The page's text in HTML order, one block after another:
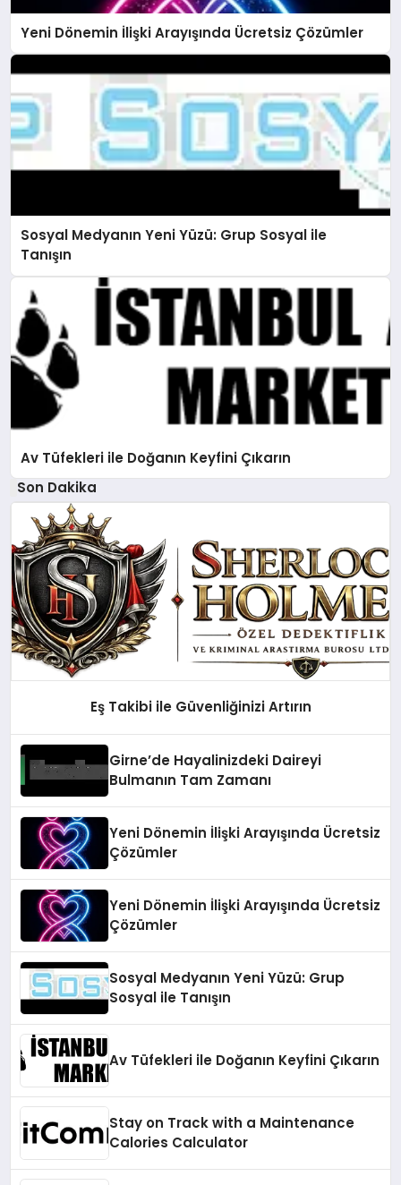
Yeni Dönemin İlişki Arayışında Ücretsiz Çözümler
Sosyal Medyanın Yeni Yüzü: Grup Sosyal ile
Tanışın
Av Tüfekleri ile Doğanın Keyfini Çıkarın
Son Dakika
Eş Takibi ile Güvenliğinizi Artırın
Girne’de Hayalinizdeki Daireyi
Bulmanın Tam Zamanı
Yeni Dönemin İlişki Arayışında Ücretsiz
Çözümler
Yeni Dönemin İlişki Arayışında Ücretsiz
Çözümler
Sosyal Medyanın Yeni Yüzü: Grup
Sosyal ile Tanışın
Av Tüfekleri ile Doğanın Keyfini Çıkarın
Stay on Track with a Maintenance
Calories Calculator